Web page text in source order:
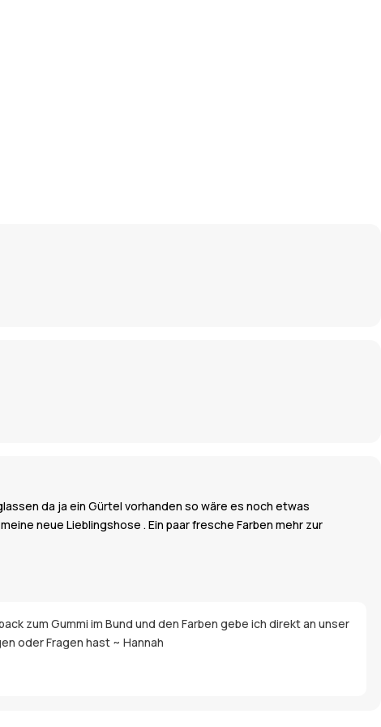
da ja ein Gürtel vorhanden so wäre es noch etwas
neue Lieblingshose . Ein paar fresche Farben mehr zur
zum Gummi im Bund und den Farben gebe ich direkt an unser
oder Fragen hast ~ Hannah